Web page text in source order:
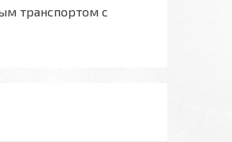
транспортом с